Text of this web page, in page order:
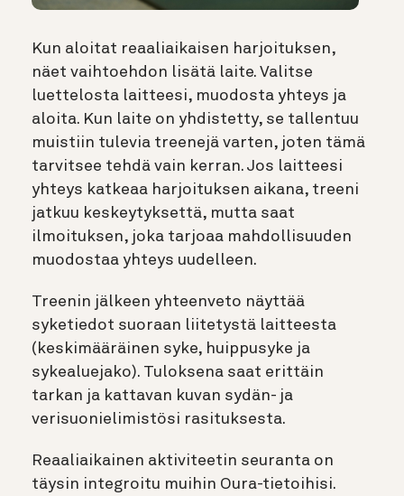
Kun aloitat reaaliaikaisen harjoituksen,
näet vaihtoehdon lisätä laite. Valitse
luettelosta laitteesi, muodosta yhteys ja
aloita. Kun laite on yhdistetty, se tallentuu
muistiin tulevia treenejä varten, joten tämä
tarvitsee tehdä vain kerran. Jos laitteesi
yhteys katkeaa harjoituksen aikana, treeni
jatkuu keskeytyksettä, mutta saat
ilmoituksen, joka tarjoaa mahdollisuuden
muodostaa yhteys uudelleen.
Treenin jälkeen yhteenveto näyttää
syketiedot suoraan liitetystä laitteesta
(keskimääräinen syke, huippusyke ja
sykealuejako). Tuloksena saat erittäin
tarkan ja kattavan kuvan sydän- ja
verisuonielimistösi rasituksesta.
Reaaliaikainen aktiviteetin seuranta on
täysin integroitu muihin Oura-tietoihisi.